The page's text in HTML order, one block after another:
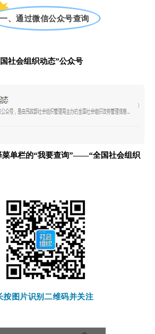
一、通过微信公众号查询
社会组织动态”公众号
菜单栏的“我要查询”——“全国社会组织
按图片识别二维码并关注